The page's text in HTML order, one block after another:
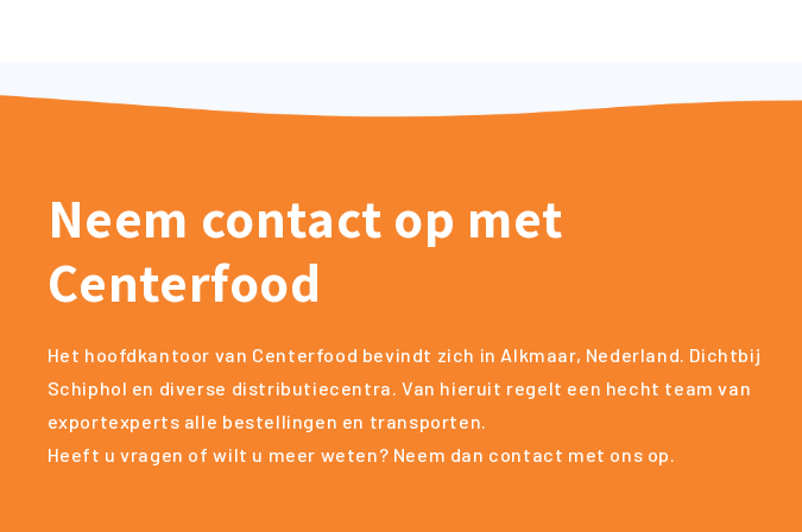
Neem contact op met
Centerfood
Het hoofdkantoor van Centerfood bevindt zich in Alkmaar, Nederland. Dichtbij
Schiphol en diverse distributiecentra. Van hieruit regelt een hecht team van
exportexperts alle bestellingen en transporten.
Heeft u vragen of wilt u meer weten? Neem dan contact met ons op.